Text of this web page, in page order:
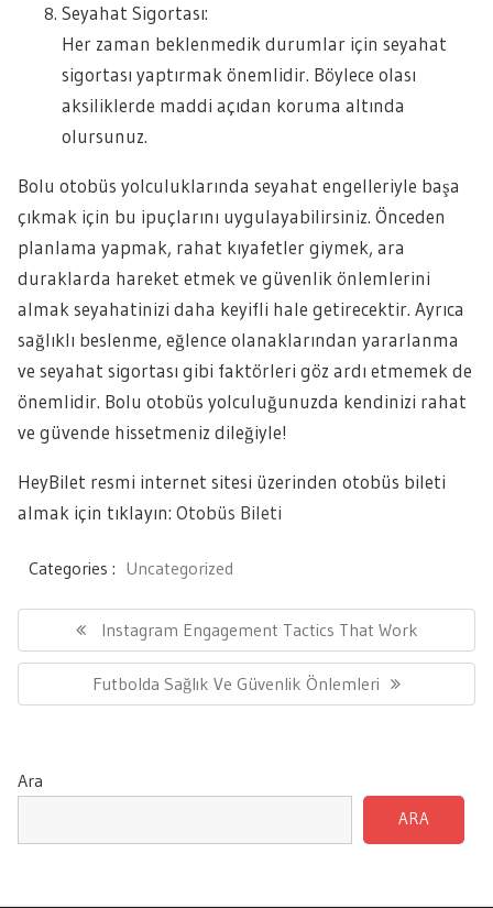
Seyahat Sigortası:
Her zaman beklenmedik durumlar için seyahat
sigortası yaptırmak önemlidir. Böylece olası
aksiliklerde maddi açıdan koruma altında
olursunuz.
Bolu otobüs yolculuklarında seyahat engelleriyle başa
çıkmak için bu ipuçlarını uygulayabilirsiniz. Önceden
planlama yapmak, rahat kıyafetler giymek, ara
duraklarda hareket etmek ve güvenlik önlemlerini
almak seyahatinizi daha keyifli hale getirecektir. Ayrıca
sağlıklı beslenme, eğlence olanaklarından yararlanma
ve seyahat sigortası gibi faktörleri göz ardı etmemek de
önemlidir. Bolu otobüs yolculuğunuzda kendinizi rahat
ve güvende hissetmeniz dileğiyle!
HeyBilet resmi internet sitesi üzerinden otobüs bileti
almak için tıklayın: Otobüs Bileti
Categories : Uncategorized
gezinmesi
Previous
Post:
Instagram Engagement Tactics That Work
Next
Post:
Futbolda Sağlık Ve Güvenlik Önlemleri
Ara
ARA